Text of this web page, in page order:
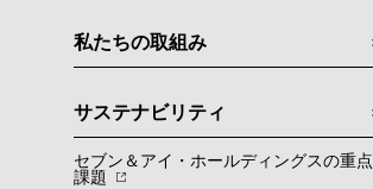
私たちの取組み
サステナビリティ
セブン＆アイ・ホールディングスの重点
課題